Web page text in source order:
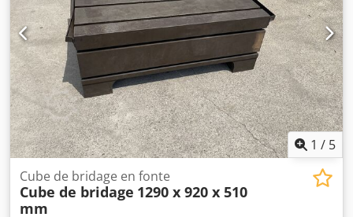
1 / 5
Cube de bridage en fonte
Cube de bridage 1290 x 920 x 510
mm